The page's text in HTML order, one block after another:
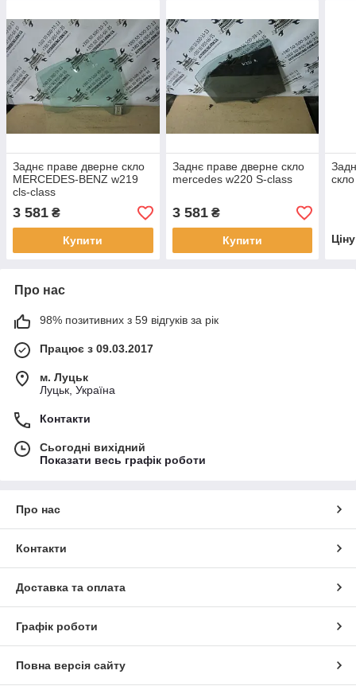
Заднє праве дверне скло
MERCEDES-BENZ w219
cls-class
3 581 ₴
Купити
Заднє праве дверне скло
mercedes w220 S-class
3 581₴
Купити
Про нас
98% позитивних з 59 відгуків за рік
Працює з 09.03.2017
м. Луцьк
Луцьк, Україна
Контакти
Сьогодні вихідний
Показати весь графік роботи
Про нас
Контакти
Доставка та оплата
Графік роботи
Повна версія сайту